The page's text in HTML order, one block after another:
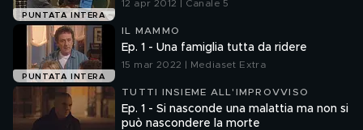
PUNTATA INTERA
12 apr 2012 | Canale 5
PUNTATA INTERA
IL MAMMO
Ep. 1 - Una famiglia tutta da ridere
15 mar 2022 | Mediaset Extra
TUTTI INSIEME ALL'IMPROVVISO
Ep. 1 - Si nasconde una malattia ma non si
può nascondere la morte